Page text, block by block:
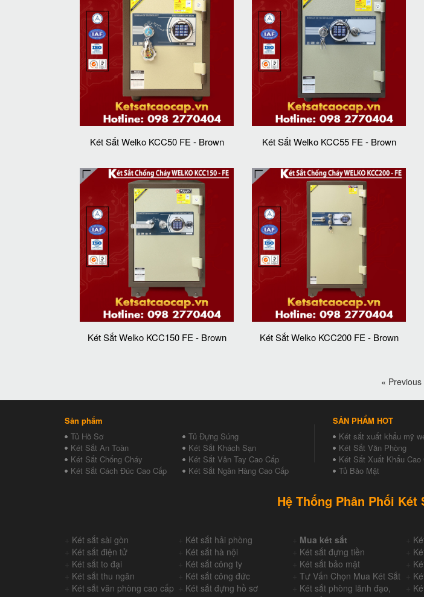
Két Sắt Welko KCC50 FE - Brown Két Sắt Welko KCC55 FE - Brown
Két Sắt Welko KCC150 FE - Brown Két Sắt Welko KCC200 FE - Brown
« Previous
Sản phẩm
Tủ Hồ Sơ
Tủ Đựng Súng
Két Sắt An Toàn
Két Sắt Khách Sạn
Két Sắt Chống Cháy
Két Sắt Vân Tay Cao Cấp
Két Sắt Cách Đúc Cao Cấp
Két Sắt Ngân Hàng Cao Cấp
SẢN PHẨM HOT
Két sắt xuất khẩu mỹ
Két Sắt Văn Phòng
Két Sắt Xuất Khẩu Cao
Tủ Bảo Mật
Hệ Thống Phân Phối Két
Két sắt sài gòn Két sắt hải phòng Mua két sắt
Két sắt điện tử Két sắt hà nội Két sắt đựng tiền
Két sắt to đại Két sắt công ty Két sắt bảo mật
Két sắt thu ngân Két sắt công đức Tư Vấn Chọn Mua Két Sắt
Két sắt văn phòng cao cấp Két sắt đựng hồ sơ
Két sắt phòng lãnh đạo,